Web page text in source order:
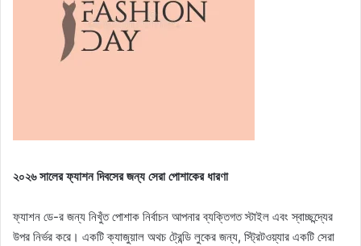
২০২৬ সালের ফ্যাশন দিবসের জন্য সেরা পোশাকের ধারণা
ফ্যাশন ডে-র জন্য নিখুঁত পোশাক নির্বাচন আপনার ব্যক্তিগত স্টাইল এবং স্বাচ্ছন্দ্যের
উপর নির্ভর করে। একটি ক্যাজুয়াল অথচ ট্রেন্ডি লুকের জন্য, স্ট্রিটওয়্যার একটি সেরা